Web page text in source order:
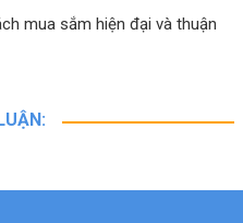
mua sắm hiện đại và thuận